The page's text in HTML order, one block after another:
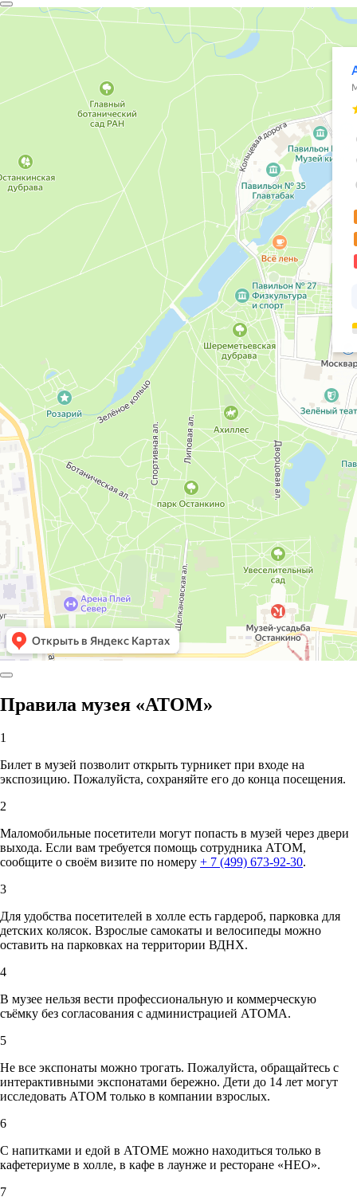
Правила музея «АТОМ»
1
Билет в музей позволит открыть турникет при входе на
экспозицию. Пожалуйста, сохраняйте его до конца посещения.
2
Маломобильные посетители могут попасть в музей через двери
выхода. Если вам требуется помощь сотрудника АТОМ,
сообщите о своём визите по номеру + 7 (499) 673-92-30.
3
Для удобства посетителей в холле есть гардероб, парковка для
детских колясок. Взрослые самокаты и велосипеды можно
оставить на парковках на территории ВДНХ.
4
В музее нельзя вести профессиональную и коммерческую
съёмку без согласования с администрацией АТОМА.
5
Не все экспонаты можно трогать. Пожалуйста, обращайтесь с
интерактивными экспонатами бережно. Дети до 14 лет могут
исследовать АТОМ только в компании взрослых.
6
С напитками и едой в АТОМЕ можно находиться только в
кафетериуме в холле, в кафе в лаунже и ресторане «НЕО».
7